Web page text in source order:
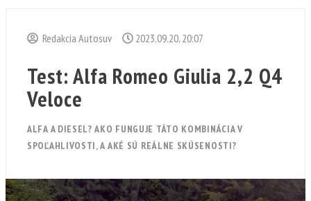
Redakcia Autosuv 2023.09.20, 20:07
Test: Alfa Romeo Giulia 2,2 Q4
Veloce
ALFA A DIESEL? AKO FUNGUJE TÁTO KOMBINÁCIA V
SPOĽAHLIVOSTI, A AKÉ SÚ REÁLNE SKÚSENOSTI?